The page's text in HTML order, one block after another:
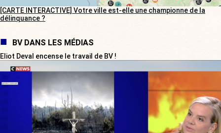
[CARTE INTERACTIVE] Votre ville est-elle une championne de la
délinquance ?
BV DANS LES MÉDIAS
Eliot Deval encense le travail de BV !